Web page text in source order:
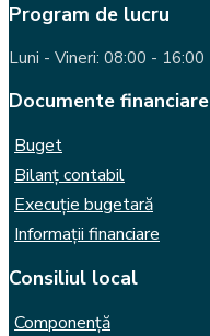
Program de lucru
Luni - Vineri: 08:00 - 16:00
Documente financiare
Buget
Bilanț contabil
Execuție bugetară
Informații financiare
Consiliul local
Componență